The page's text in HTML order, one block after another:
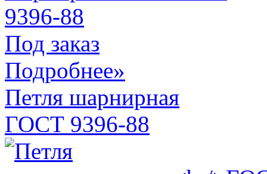
Под заказ
Подробнее»
Петля шарнирная
ГОСТ 9396-88